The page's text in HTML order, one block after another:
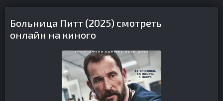
Больница Питт (2025) смотреть
онлайн на киного